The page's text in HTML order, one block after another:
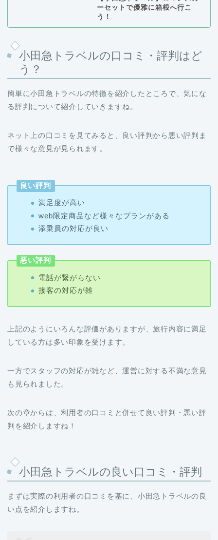
ーセットで優雅に箱根へ行こ
う！
小田急トラベルの口コミ・評判はど
う？
簡単に小田急トラベルの特徴を紹介したところで、気にな
る評判について紹介していきますね。
ネット上の口コミを見てみると、良い評判から悪い評判ま
で様々な意見が見られます。
良い評判
満足度が高い
web限定商品など様々なプランがある
添乗員の対応が良い
悪い評判
電話が繋がらない
接客の対応が雑
上記のようにいろんな評価がありますが、旅行内容に満足
している方は多い印象を受けます。
一方でスタッフの対応が雑など、運営に対する不満な意見
も見られました。
次の章からは、利用者の口コミと併せて良い評判・悪い評
判を紹介しますね！
小田急トラベルの良い口コミ・評判
まずは実際の利用者の口コミを基に、小田急トラベルの良
い点を紹介しますね。